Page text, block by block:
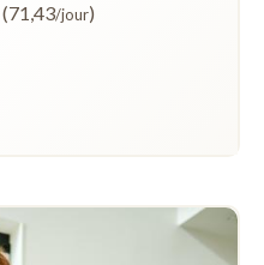
(71,43/jour)